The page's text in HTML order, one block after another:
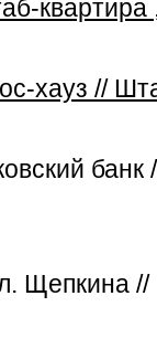
хауз //
банк
Щепкина